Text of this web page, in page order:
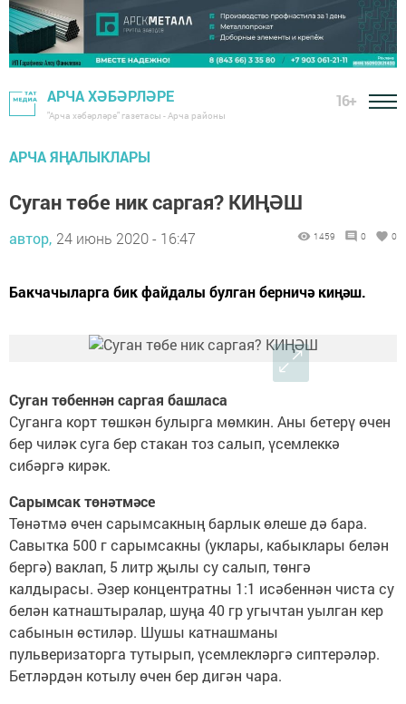
АРЧА ХӘБӘРЛӘРЕ
"Арча хәбәрләре" газетасы - Арча районы
16+
АРЧА ЯҢАЛЫКЛАРЫ
Суган төбе ник саргая? КИҢӘШ
автор, 24 июнь 2020 - 16:47 1459 0 0
Бакчачыларга бик файдалы булган берничә киңәш.
Суган төбеннән саргая башласа
Суганга корт төшкән булырга мөмкин. Аны бетерү өчен
бер чиләк суга бер стакан тоз салып, үсемлеккә
сибәргә кирәк.
Сарымсак төнәтмәсе
Төнәтмә өчен сарымсакның барлык өлеше дә бара.
Савытка 500 г сарымсакны (уклары, кабыклары белән
бергә) ваклап, 5 литр җылы су салып, төнгә
калдырасы. Әзер концентратны 1:1 исәбеннән чиста су
белән катнаштыралар, шуңа 40 гр угычтан уылган кер
сабынын өстиләр. Шушы катнашманы
пульверизаторга тутырып, үсемлекләргә сиптерәләр.
Бетләрдән котылу өчен бер дигән чара.